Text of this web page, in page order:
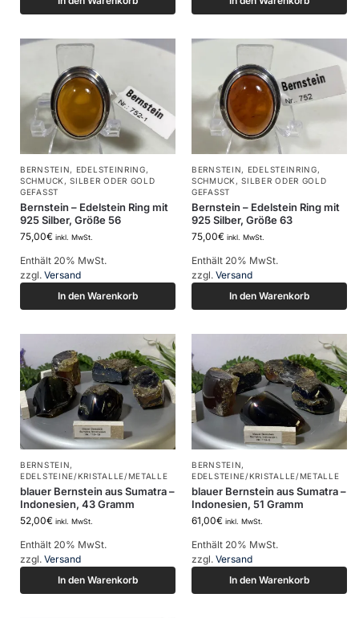
BERNSTEIN, EDELSTEINRING,
SCHMUCK ,SILBER ODER GOLD
GEFASST
Bernstein – Edelstein Ring mit
925 Silber, Größe 56
75,00€ inkl. MwSt.
Enthält 20% MwSt.
zzgl. Versand
In den Warenkorb
BERNSTEIN, EDELSTEINRING,
SCHMUCK ,SILBER ODER GOLD
GEFASST
Bernstein – Edelstein Ring mit
925 Silber, Größe 63
75,00€ inkl. MwSt.
Enthält 20% MwSt.
zzgl. Versand
In den Warenkorb
BERNSTEIN,
EDELSTEINE/KRISTALLE/METALLE
blauer Bernstein aus Sumatra –
Indonesien, 43 Gramm
52,00€ inkl. MwSt.
Enthält 20% MwSt.
zzgl. Versand
In den Warenkorb
BERNSTEIN,
EDELSTEINE/KRISTALLE/METALLE
blauer Bernstein aus Sumatra –
Indonesien, 51 Gramm
61,00€ inkl. MwSt.
Enthält 20% MwSt.
zzgl. Versand
In den Warenkorb